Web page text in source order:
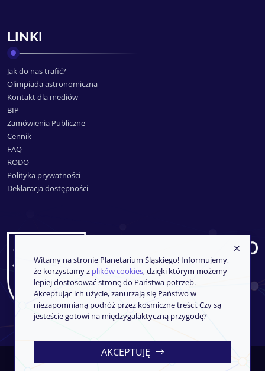
LINKI
Jak do nas trafić?
Olimpiada astronomiczna
Kontakt dla mediów
BIP
Zamówienia Publiczne
Cennik
FAQ
RODO
Polityka prywatności
Deklaracja dostępności
Copyright © 2013-2026SoftCOM- System sprzedaży i rezerwacji
Witamy na stronie Planetarium Śląskiego! Informujemy,
że korzystamy z plików cookies, dzięki którym możemy
lepiej dostosować stronę do Państwa potrzeb.
Akceptując ich użycie, zanurzają się Państwo w
niezapomnianą podróż przez kosmiczne treści. Czy są
jesteście gotowi na międzygalaktyczną przygodę?
AKCEPTUJĘ